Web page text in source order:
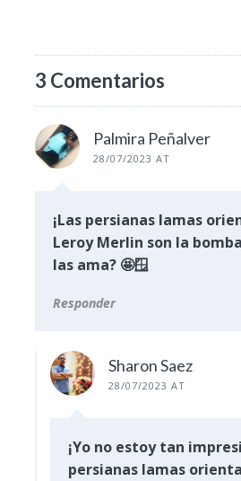
3 Comentarios
Palmira Peñalver
28/07/2023 AT
¡Las persianas lamas
Leroy Merlin son la
las ama? 🤩🪟
Responder
Sharon Saez
28/07/2023 AT
¡Yo no estoy tan
persianas lamas